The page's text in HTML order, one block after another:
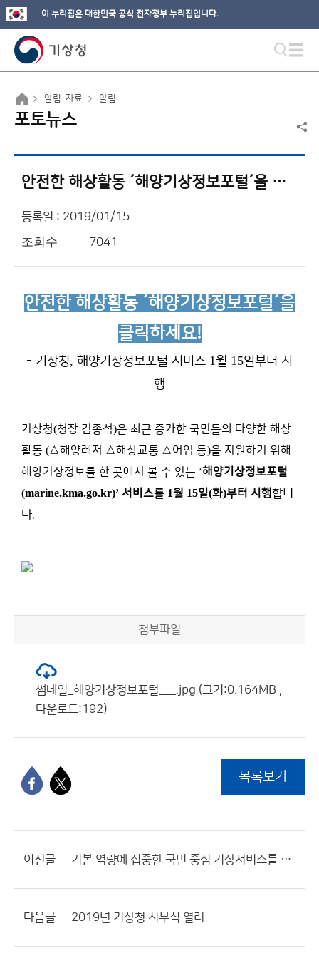
이 누리집은 대한민국 공식 전자정부 누리집입니다.
알림·자료 알림
포토뉴스
안전한 해상활동 ´해양기상정보포털´을 클릭하세요!
등록일 : 2019/01/15
조회수 7041
안전한 해상활동 ´해양기상정보포털´을
클릭하세요!
- 기상청, 해양기상정보포털 서비스 1월 15일부터 시
행
기상청(청장 김종석)은 최근 증가한 국민들의 다양한 해상
활동 (△해양레저 △해상교통 △어업 등)을 지원하기 위해
해양기상정보를 한 곳에서 볼 수 있는 ‘해양기상정보포털
(marine.kma.go.kr)’ 서비스를 1월 15일(화)부터 시행합니
다.
첨부파일
썸네일_해양기상정보포털___.jpg (크기:0.164MB ,
다운로드:192)
목록보기
이전글 기본 역량에 집중한 국민 중심 기상서비스를 실현하겠습니다
다음글 2019년 기상청 시무식 열려